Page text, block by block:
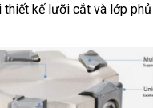
thiết kế lưỡi cắt và lớp